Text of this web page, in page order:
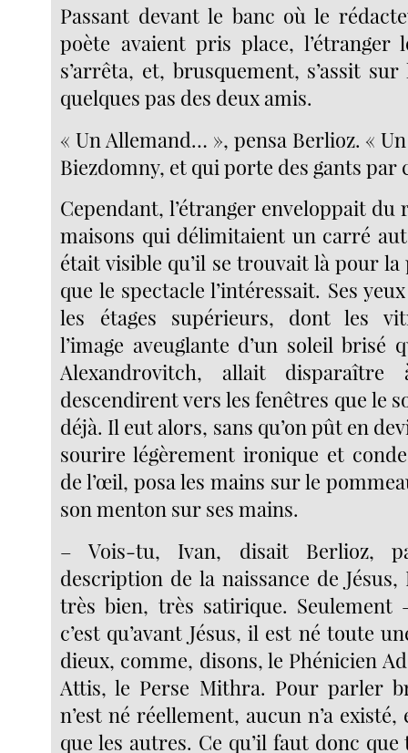
Passant devant le banc où le
poète avaient pris place, l’étranger
s’arrêta, et, brusquement, s’assit
quelques pas des deux amis.
« Un Allemand… », pensa Berlioz. «
Biezdomny, et qui porte des gants par
Cependant, l’étranger enveloppait du
maisons qui délimitaient un carré
était visible qu’il se trouvait là pour
que le spectacle l’intéressait. Ses
les étages supérieurs, dont les
l’image aveuglante d’un soleil brisé
Alexandrovitch, allait
descendirent vers les fenêtres que le
déjà. Il eut alors, sans qu’on pût en
sourire légèrement ironique et
de l’œil, posa les mains sur le
son menton sur ses mains.
– Vois-tu, Ivan, disait Berlioz,
description de la naissance de
très bien, très satirique.
c’est qu’avant Jésus, il est né toute
dieux, comme, disons, le Phénicien
Attis, le Perse Mithra. Pour parler
n’est né réellement, aucun n’a existé,
que les autres. Ce qu’il faut donc que